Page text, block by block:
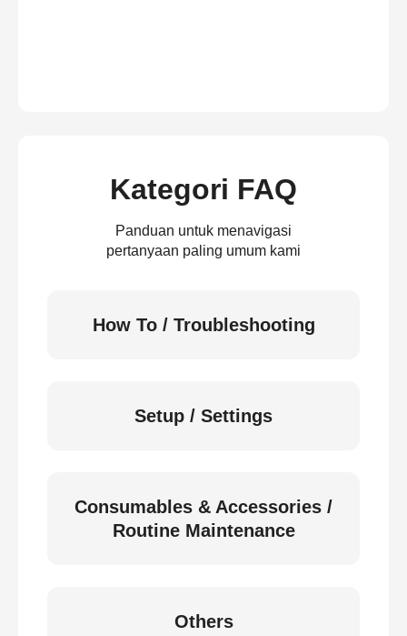
Kategori FAQ
Panduan untuk menavigasi
pertanyaan paling umum kami
How To / Troubleshooting
Setup / Settings
Consumables & Accessories /
Routine Maintenance
Others